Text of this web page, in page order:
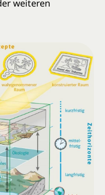
weiteren